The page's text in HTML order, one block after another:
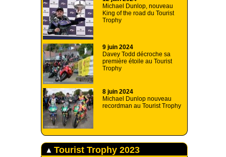
Michael Dunlop, nouveau
King of the road du Tourist
Trophy
9 juin 2024
Davey Todd décroche sa
première étoile au Tourist
Trophy
8 juin 2024
Michael Dunlop nouveau
recordman au Tourist Trophy
Tourist Trophy 2023